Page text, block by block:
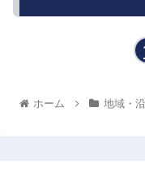
ホーム 地域・